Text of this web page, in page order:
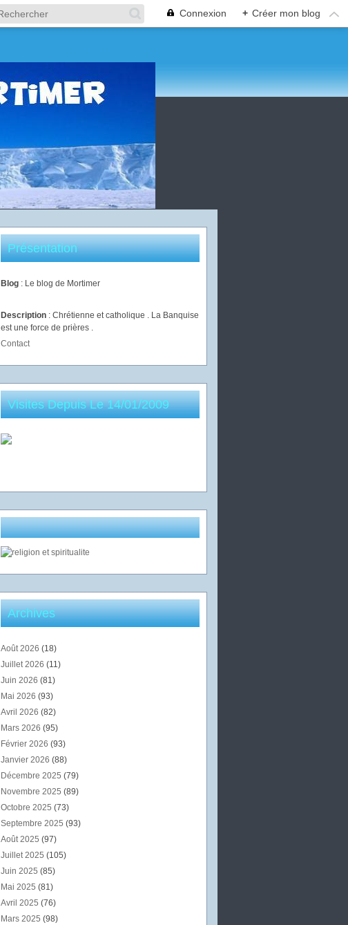
Connexion + Créer mon blog
Présentation
Blog : Le blog de Mortimer
Description : Chrétienne et catholique . La Banquise
est une force de prières .
Contact
Visites Depuis Le 14/01/2009
Archives
Août 2026 (18)
Juillet 2026 (11)
Juin 2026 (81)
Mai 2026 (93)
Avril 2026 (82)
Mars 2026 (95)
Février 2026 (93)
Janvier 2026 (88)
Décembre 2025 (79)
Novembre 2025 (89)
Octobre 2025 (73)
Septembre 2025 (93)
Août 2025 (97)
Juillet 2025 (105)
Juin 2025 (85)
Mai 2025 (81)
Avril 2025 (76)
Mars 2025 (98)